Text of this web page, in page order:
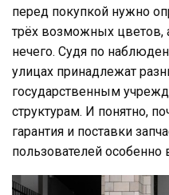
перед покупкой нужно
трёх возможных цветов,
нечего. Судя по
улицах принадлежат
государственным
структурам. И понятно,
гарантия и поставки
пользователей